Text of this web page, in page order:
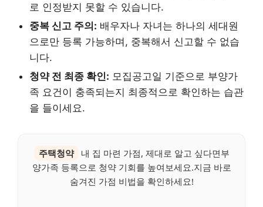
로 인정받지 못할 수 있습니다.
중복 신고 주의: 배우자나 자녀는 하나의 세대원
으로만 등록 가능하며, 중복해서 신고할 수 없습
니다.
청약 전 최종 확인: 모집공고일 기준으로 부양가
족 요건이 충족되는지 최종적으로 확인하는 습관
을 들이세요.
주택청약
내 집 마련 가점, 제대로 알고 싶다면부
양가족 등록으로 청약 기회를 높여보세요.지금 바로
숨겨진 가점 비법을 확인하세요!